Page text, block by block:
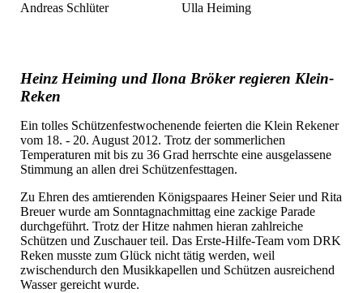
Andreas Schlüter
Ulla Heiming
Heinz Heiming und Ilona Bröker regieren Klein-
Reken
Ein tolles Schützenfestwochenende feierten die Klein Rekener
vom 18. - 20. August 2012. Trotz der sommerlichen
Temperaturen mit bis zu 36 Grad herrschte eine ausgelassene
Stimmung an allen drei Schützenfesttagen.
Zu Ehren des amtierenden Königspaares Heiner Seier und Rita
Breuer wurde am Sonntagnachmittag eine zackige Parade
durchgeführt. Trotz der Hitze nahmen hieran zahlreiche
Schützen und Zuschauer teil. Das Erste-Hilfe-Team vom DRK
Reken musste zum Glück nicht tätig werden, weil
zwischendurch den Musikkapellen und Schützen ausreichend
Wasser gereicht wurde.